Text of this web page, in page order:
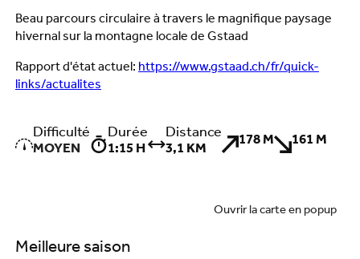
Beau parcours circulaire à travers le magnifique paysage
hivernal sur la montagne locale de Gstaad
Rapport d'état actuel: https://www.gstaad.ch/fr/quick-
links/actualites
Difficulté
MOYEN
Durée
1:15 H
Distance
3,1 KM
178 M 161 M
Ouvrir la carte en popup
Meilleure saison